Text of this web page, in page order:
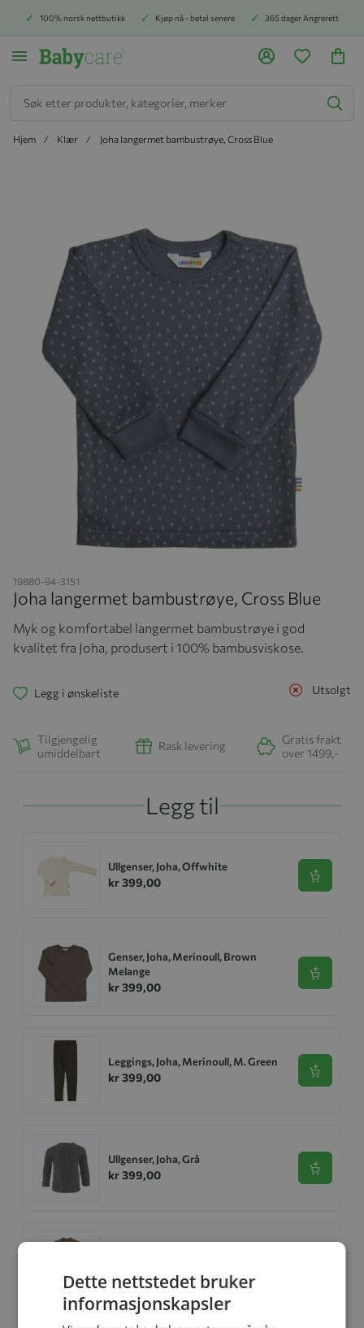
100% norsk nettbutikk Kjøp nå - betal senere 365 dager Angrerett
Hjem Klær Joha langermet bambustrøye, Cross Blue
Hopp til slutten av bildegalleriet
19880-94-3151
Joha langermet bambustrøye, Cross Blue
Myk og komfortabel langermet bambustrøye i god
kvalitet fra Joha, produsert i 100% bambusviskose.
Utsolgt
Legg i ønskeliste
Tilgjengelig
umiddelbart
Rask levering
Gratis frakt
over 1499,-
Legg til
Ullgenser, Joha, Offwhite
kr 399,00 Se
Genser, Joha, Merinoull, Brown
Melange
kr 399,00
Se
Leggings, Joha, Merinoull, M. Green
kr 399,00 Se
Ullgenser, Joha, Grå
kr 399,00 Se
kr 449,00
Dette nettstedet bruker
informasjonskapsler